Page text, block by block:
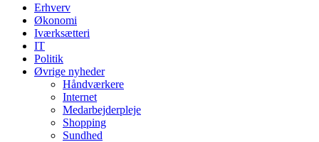
Erhverv
Økonomi
Iværksætteri
IT
Politik
Øvrige nyheder
Håndværkere
Internet
Medarbejderpleje
Shopping
Sundhed